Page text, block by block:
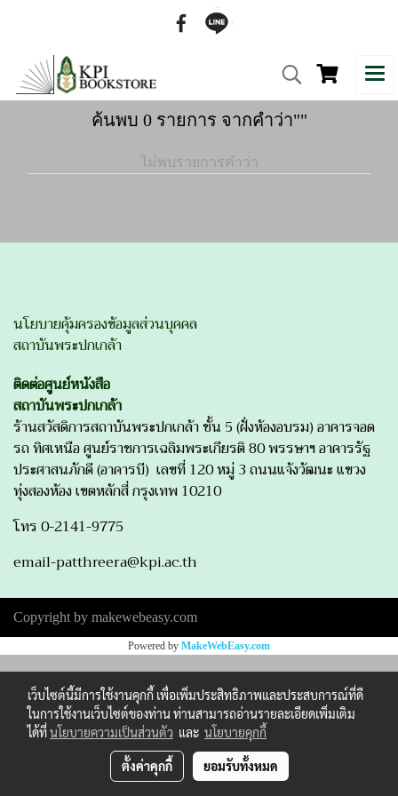
ค้นพบ 0 รายการ จากคำว่า""
ไม่พบรายการคำว่า
นโยบายคุ้มครองข้อมูลส่วนบุคคล
สถาบันพระปกเกล้า
ติดต่อศูนย์หนังสือ
สถาบันพระปกเกล้า
ร้านสวัสดิการสถาบันพระปกเกล้า ชั้น 5 (ฝั่งห้องอบรม) อาคารจอด
รถ ทิศเหนือ ศูนย์ราชการเฉลิมพระเกียรติ 80 พรรษาฯ อาคารรัฐ
ประศาสนภักดี (อาคารบี) เลขที่ 120 หมู่ 3 ถนนแจ้งวัฒนะ แขวง
ทุ่งสองห้อง เขตหลักสี่ กรุงเทพ 10210
โทร 0-2141-9775
email-patthreera@kpi.ac.th
Copyright by makewebeasy.com
Powered by MakeWebEasy.com
เว็บไซต์นี้มีการใช้งานคุกกี้ เพื่อเพิ่มประสิทธิภาพและประสบการณ์ที่ดี
ในการใช้งานเว็บไซต์ของท่าน ท่านสามารถอ่านรายละเอียดเพิ่มเติม
ได้ที่นโยบายความเป็นส่วนตัว และ นโยบายคุกกี้
ตั้งค่าคุกกี้ ยอมรับทั้งหมด